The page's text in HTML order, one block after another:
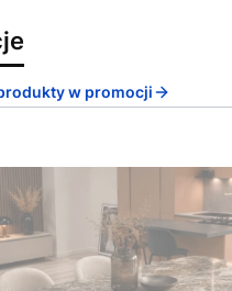
w promocji